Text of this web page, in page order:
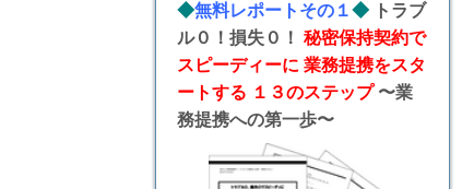
◆無料レポートその１◆
トラブ
ル０！損失０！ 秘密保持契約で
スピーディーに 業務提携をスタ
ートする １３のステップ〜業
務提携への第一歩〜